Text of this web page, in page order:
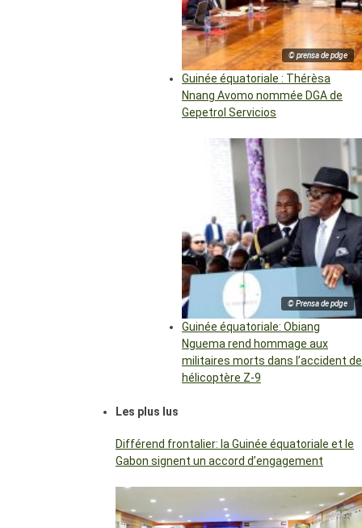
© prensa de pdge
Guinée équatoriale : Thérèsa
Nnang Avomo nommée DGA de
Gepetrol Servicios
© Prensa de pdge
Guinée équatoriale: Obiang
Nguema rend hommage aux
militaires morts dans l’accident de
hélicoptère Z-9
Les plus lus
Différend frontalier: la Guinée équatoriale et le
Gabon signent un accord d’engagement